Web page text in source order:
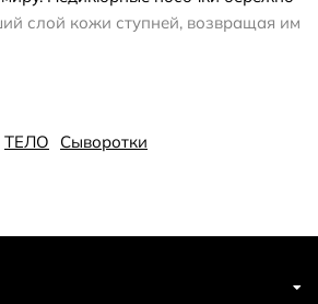
слой кожи ступней, возвращая им
гладкость. Они обладают
экстракты корня лопуха,
шалфея и других растительных
отторжения омертвевших
достать носочки с действующим
ТЕЛО
Сыворотки